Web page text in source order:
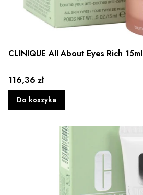
CLINIQUE All About Eyes Rich 15ml
Cena
116,36 zł
Do koszyka